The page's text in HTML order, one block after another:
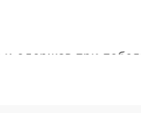
и одержав три